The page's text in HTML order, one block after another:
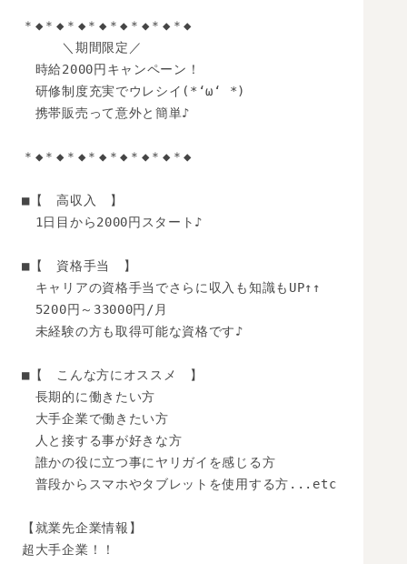
＊◆＊◆＊◆＊◆＊◆＊◆＊◆＊◆
＼期間限定／
時給2000円キャンペーン！
研修制度充実でウレシイ(*‘ω‘ *)
携帯販売って意外と簡単♪
＊◆＊◆＊◆＊◆＊◆＊◆＊◆＊◆
■【　高収入　】
1日目から2000円スタート♪
■【　資格手当　】
キャリアの資格手当でさらに収入も知識もUP↑↑
5200円～33000円/月
未経験の方も取得可能な資格です♪
■【　こんな方にオススメ　】
長期的に働きたい方
大手企業で働きたい方
人と接する事が好きな方
誰かの役に立つ事にヤリガイを感じる方
普段からスマホやタブレットを使用する方...etc
【就業先企業情報】
超大手企業！！